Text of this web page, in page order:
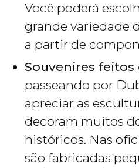
Você poderá
grande variedade
a partir de
Souvenires feitos
passeando por
apreciar as
decoram muitos
históricos. Nas
são fabricadas